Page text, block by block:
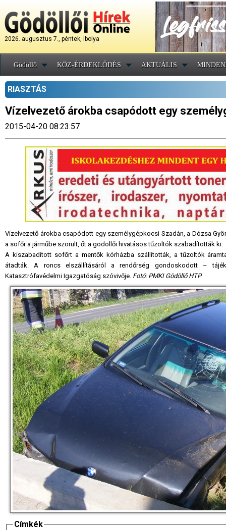
2026. augusztus 7., péntek, Ibolya
Gödöllő KÖZ-ÉRDEKLŐDÉS AKTUÁLIS
RIASZTÁS
Vízelvezető árokba csapódott egy
2015-04-20 08:23:57
Vízelvezető árokba csapódott egy személygépkocsi Szadán, a Dózsa
a sofőr a járműbe szorult, őt a gödöllői hivatásos tűzoltók szabadították ki.
A kiszabadított sofőrt a mentők kórházba szállították, a tűzoltók
átadták. A roncs elszállításáról a rendőrség gondoskodott –
Katasztrófavédelmi Igazgatóság szóvivője. Fotó: PMKI Gödöllő HTP
Címkék